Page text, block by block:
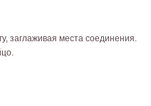
заглаживая места соединения.